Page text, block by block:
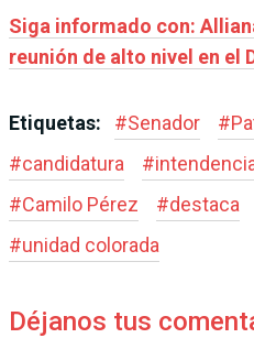
Siga informado con:
reunión de alto nivel en el
Etiquetas: #Senador #
#candidatura #
#Camilo Pérez #destaca
#unidad colorada
Déjanos tus